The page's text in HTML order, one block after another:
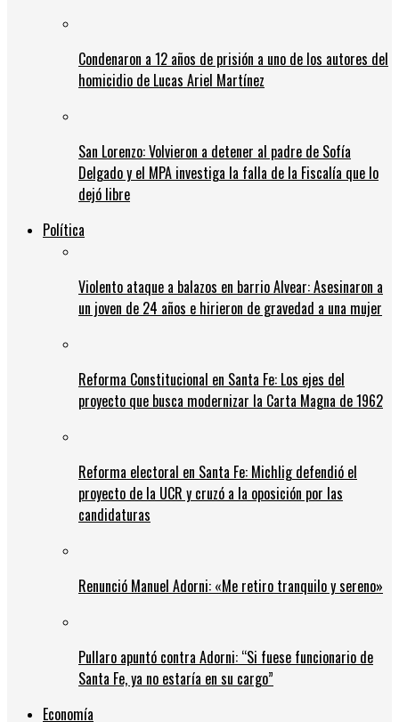
Condenaron a 12 años de prisión a uno de los autores del
homicidio de Lucas Ariel Martínez
San Lorenzo: Volvieron a detener al padre de Sofía
Delgado y el MPA investiga la falla de la Fiscalía que lo
dejó libre
Política
Violento ataque a balazos en barrio Alvear: Asesinaron a
un joven de 24 años e hirieron de gravedad a una mujer
Reforma Constitucional en Santa Fe: Los ejes del
proyecto que busca modernizar la Carta Magna de 1962
Reforma electoral en Santa Fe: Michlig defendió el
proyecto de la UCR y cruzó a la oposición por las
candidaturas
Renunció Manuel Adorni: «Me retiro tranquilo y sereno»
Pullaro apuntó contra Adorni: “Si fuese funcionario de
Santa Fe, ya no estaría en su cargo”
Economía